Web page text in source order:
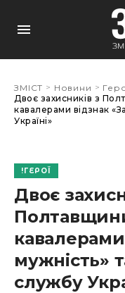
ЗМІСТ > Новини >
Двоє захисників з
кавалерами відзнак
Україні»
ГЕРОЇ
Двоє
мужність»
службу